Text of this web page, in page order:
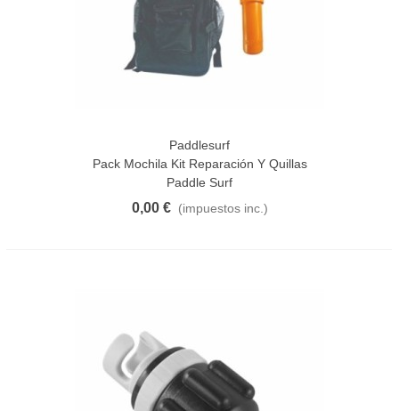
Paddlesurf
Pack Mochila Kit Reparación Y Quillas
Paddle Surf
0,00 € (impuestos inc.)